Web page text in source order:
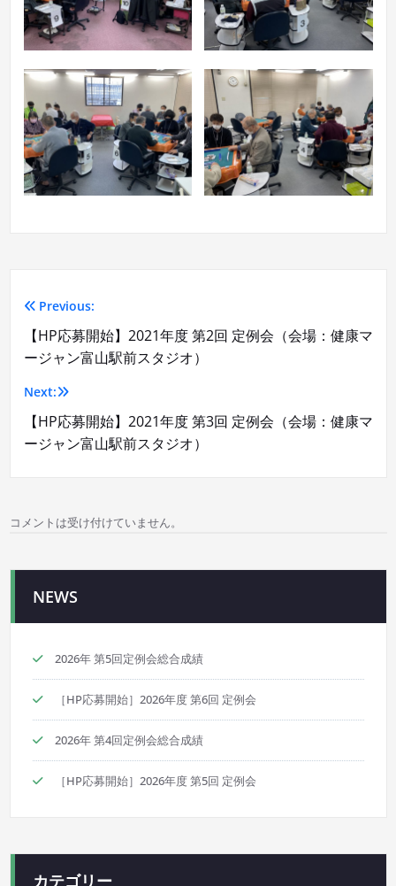
投
稿
ナ
ビ
シ
ョ
ン
Previous:
【HP応募開始】2021年度 第2回 定例会（会場：健康マ
ージャン富山駅前スタジオ）
Next:
【HP応募開始】2021年度 第3回 定例会（会場：健康マ
ージャン富山駅前スタジオ）
コメントは受け付けていません。
NEWS
2026年 第5回定例会総合成績
［HP応募開始］2026年度 第6回 定例会
2026年 第4回定例会総合成績
［HP応募開始］2026年度 第5回 定例会
カテゴリー